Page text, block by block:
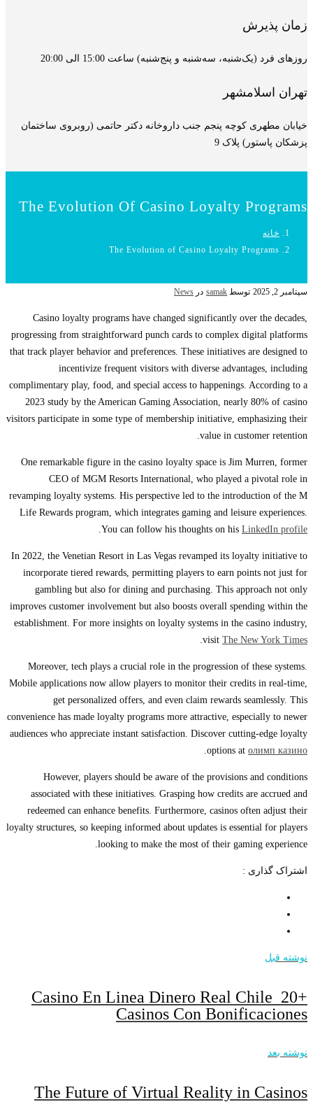
زمان پذیرش
روزهای فرد (یک‌شنبه، سه‌شنبه و پنج‌شنبه) ساعت 15:00 الی 20:00
تهران اسلامشهر
خیابان مطهری کوچه پنجم جنب داروخانه دکتر حاتمی (روبروی ساختمان
پزشکان پاستور) پلاک 9
The Evolution Of Casino Loyalty Programs
خانه
The Evolution of Casino Loyalty Programs
سپتامبر 2, 2025 توسط samak در News
Casino loyalty programs have changed significantly over the decades,
progressing from straightforward punch cards to complex digital platforms
that track player behavior and preferences. These initiatives are designed to
incentivize frequent visitors with diverse advantages, including
complimentary play, food, and special access to happenings. According to a
2023 study by the American Gaming Association, nearly 80% of casino
visitors participate in some type of membership initiative, emphasizing their
value in customer retention.
One remarkable figure in the casino loyalty space is Jim Murren, former
CEO of MGM Resorts International, who played a pivotal role in
revamping loyalty systems. His perspective led to the introduction of the M
Life Rewards program, which integrates gaming and leisure experiences.
You can follow his thoughts on his LinkedIn profile
.
In 2022, the Venetian Resort in Las Vegas revamped its loyalty initiative to
incorporate tiered rewards, permitting players to earn points not just for
gambling but also for dining and purchasing. This approach not only
improves customer involvement but also boosts overall spending within the
establishment. For more insights on loyalty systems in the casino industry,
visit The New York Times
.
Moreover, tech plays a crucial role in the progression of these systems.
Mobile applications now allow players to monitor their credits in real-time,
get personalized offers, and even claim rewards seamlessly. This
convenience has made loyalty programs more attractive, especially to newer
audiences who appreciate instant satisfaction. Discover cutting-edge loyalty
options at олимп казино
.
However, players should be aware of the provisions and conditions
associated with these initiatives. Grasping how credits are accrued and
redeemed can enhance benefits. Furthermore, casinos often adjust their
loyalty structures, so keeping informed about updates is essential for players
looking to make the most of their gaming experience.
اشتراک گذاری :
نوشته قبل
Casino En Linea Dinero Real Chile ️ 20+
Casinos Con Bonificaciones
نوشته بعد
The Future of Virtual Reality in Casinos